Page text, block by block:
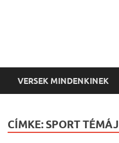
VERSEK MINDENKINEK
CÍMKE: SPORT